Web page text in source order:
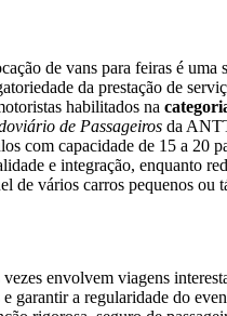
de vans para feiras é
da prestação de
habilitados na
de Passageiros da
com capacidade de 15 a 20
e integração, enquanto
de vários carros pequenos ou
envolvem viagens
garantir a regularidade do